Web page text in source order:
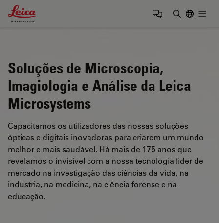
Leica Microsystems Logo
Soluções de Microscopia,
Imagiologia e Análise da Leica
Microsystems
Capacitamos os utilizadores das nossas soluções
ópticas e digitais inovadoras para criarem um mundo
melhor e mais saudável. Há mais de 175 anos que
revelamos o invisível com a nossa tecnologia líder de
mercado na investigação das ciências da vida, na
indústria, na medicina, na ciência forense e na
educação.